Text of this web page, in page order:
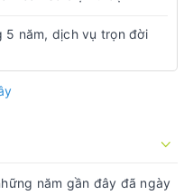
5 năm, dịch vụ trọn đời
năm gần đây đã ngày